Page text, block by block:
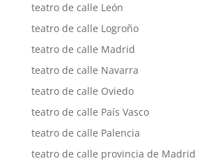
teatro de calle León
teatro de calle Logroño
teatro de calle Madrid
teatro de calle Navarra
teatro de calle Oviedo
teatro de calle País Vasco
teatro de calle Palencia
teatro de calle provincia de Madrid